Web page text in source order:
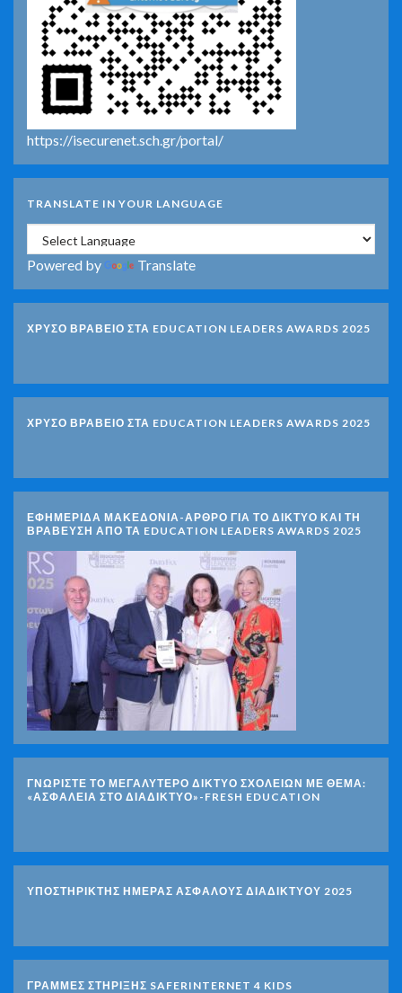
https://isecurenet.sch.gr/portal/
TRANSLATE IN YOUR LANGUAGE
Powered by Translate
ΧΡΥΣΟ ΒΡΑΒΕΙΟ ΣΤΑ EDUCATION LEADERS AWARDS 2025
ΧΡΥΣΟ ΒΡΑΒΕΙΟ ΣΤΑ EDUCATION LEADERS AWARDS 2025
ΕΦΗΜΕΡΙΔΑ ΜΑΚΕΔΟΝΙΑ-ΑΡΘΡΟ ΓΙΑ ΤΟ ΔΙΚΤΥΟ ΚΑΙ ΤΗ
ΒΡΑΒΕΥΣΗ ΑΠΟ ΤΑ EDUCATION LEADERS AWARDS 2025
ΓΝΩΡΊΣΤΕ ΤΟ ΜΕΓΑΛΎΤΕΡΟ ΔΊΚΤΥΟ ΣΧΟΛΕΊΩΝ ΜΕ ΘΈΜΑ:
«ΑΣΦΆΛΕΙΑ ΣΤΟ ΔΙΑΔΊΚΤΥΟ»-FRESH EDUCATION
ΥΠΟΣΤΗΡΙΚΤΗΣ ΗΜΕΡΑΣ ΑΣΦΑΛΟΥΣ ΔΙΑΔΙΚΤΥΟΥ 2025
ΓΡΑΜΜΕΣ ΣΤΗΡΙΞΗΣ SAFERINTERNET 4 KIDS